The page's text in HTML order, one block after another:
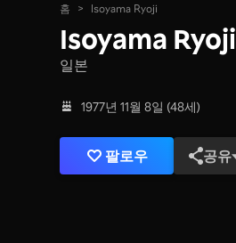
홈 > Isoyama Ryoji
Isoyama Ryoji
일본
1977년 11월 8일 (48세)
팔로우 공유